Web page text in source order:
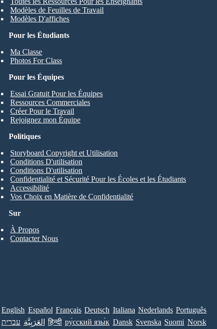
Pour les Étudiants
Ma Classe
Photos For Class
Modèles de Feuilles de Travail
Modèles D'affiches
Pour les Équipes
Essai Gratuit Pour les Équipes
Ressources Commerciales
Créer Pour le Travail
Rejoignez mon Équipe
Sur
À Propos
Contacter Nous
Politiques
Storyboard Copyright et Utilisation
Conditions D'utilisation
Conditions D'utilisation
Confidentialité et Sécurité Pour les Écoles et les Étudiants
Accessibilité
Vos Choix en Matière de Confidentialité
English Español Français Deutsch Italiana Nederlands Português
עברית العَرَبِيَّة हिन्दी ру́сский язы́к Dansk Svenska Suomi Norsk